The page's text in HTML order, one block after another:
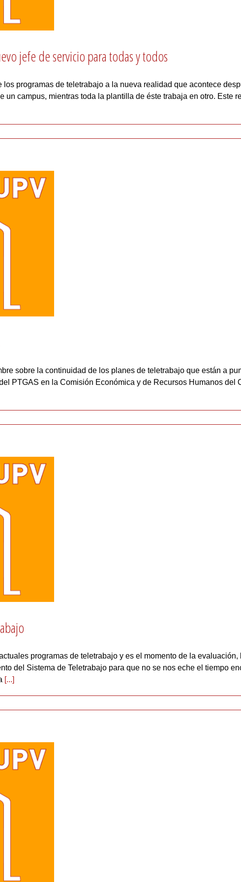
jefe de servicio para todas y todos
programas de teletrabajo a la nueva realidad que acontece
un campus, mientras toda la plantilla de éste trabaja en otro. Este
sobre la continuidad de los planes de teletrabajo que están a
PTGAS en la Comisión Económica y de Recursos Humanos del
programas de teletrabajo y es el momento de la
del Sistema de Teletrabajo para que no se nos eche el tiempo
[...]